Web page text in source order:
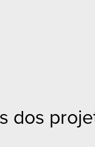
dos